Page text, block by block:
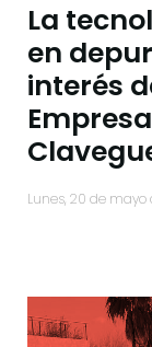
La
en
interés
lunes, 20 de mayo